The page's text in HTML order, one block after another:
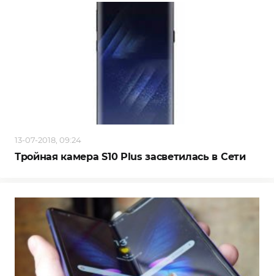
13-07-2018, 09:24
Тройная камера S10 Plus засветилась в Сети